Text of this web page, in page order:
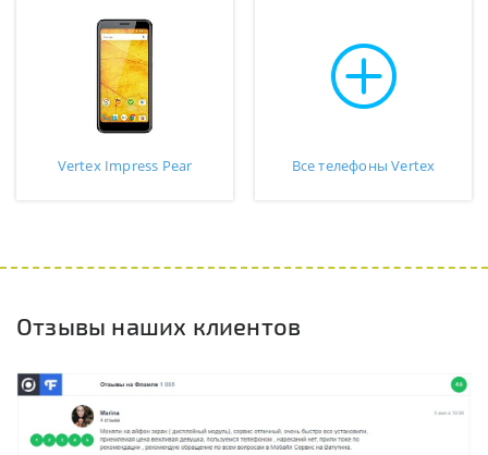
Vertex Impress Pear Все телефоны Vertex
Отзывы наших клиентов